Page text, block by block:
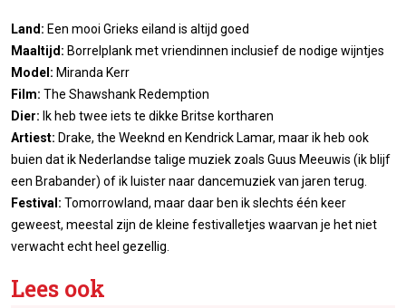
Land: Een mooi Grieks eiland is altijd goed
Maaltijd: Borrelplank met vriendinnen inclusief de nodige wijntjes
Model: Miranda Kerr
Film: The Shawshank Redemption
Dier: Ik heb twee iets te dikke Britse kortharen
Artiest: Drake, the Weeknd en Kendrick Lamar, maar ik heb ook
buien dat ik Nederlandse talige muziek zoals Guus Meeuwis (ik blijf
een Brabander) of ik luister naar dancemuziek van jaren terug.
Festival: Tomorrowland, maar daar ben ik slechts één keer
geweest, meestal zijn de kleine festivalletjes waarvan je het niet
verwacht echt heel gezellig.
Lees ook